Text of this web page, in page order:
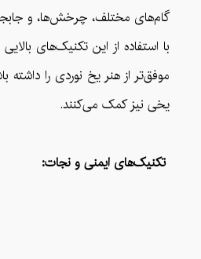
گام‌های مختلف، چرخش‌ها، و
با استفاده از این تکنیک‌های
موفق‌تر از هنر یخ نوردی را
یخی نیز کمک می‌کنند.
تکنیک‌های ایمنی و نجات: